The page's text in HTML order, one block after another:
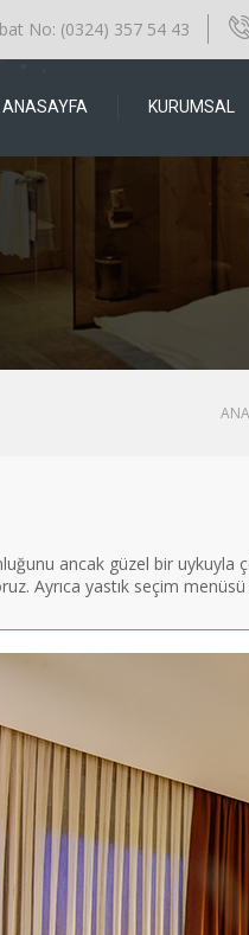
No: (0324) 357 54 43
ANASAYFA KURUMSAL
ancak güzel bir uykuyla
Ayrıca yastık seçim